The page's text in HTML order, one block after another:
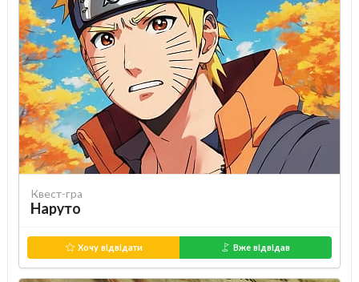
Квест-гра
Наруто
Хочу відвідати Вже відвідав